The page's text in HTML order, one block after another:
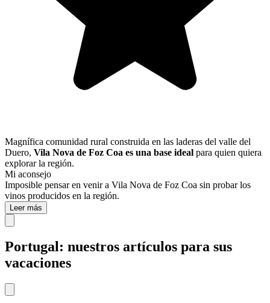
Magnífica comunidad rural construida en las laderas del valle del
Duero, Vila Nova de Foz Coa es una base ideal para quien quiera
explorar la región.
Mi aconsejo
Imposible pensar en venir a Vila Nova de Foz Coa sin probar los
vinos producidos en la región.
Leer más
Portugal: nuestros artículos para sus
vacaciones